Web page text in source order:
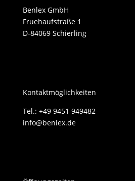
Benlex GmbH
Fruehaufstraße 1
D-84069 Schierling
Kontaktmöglichkeiten
Tel.: +49 9451 949482
info@benlex.de